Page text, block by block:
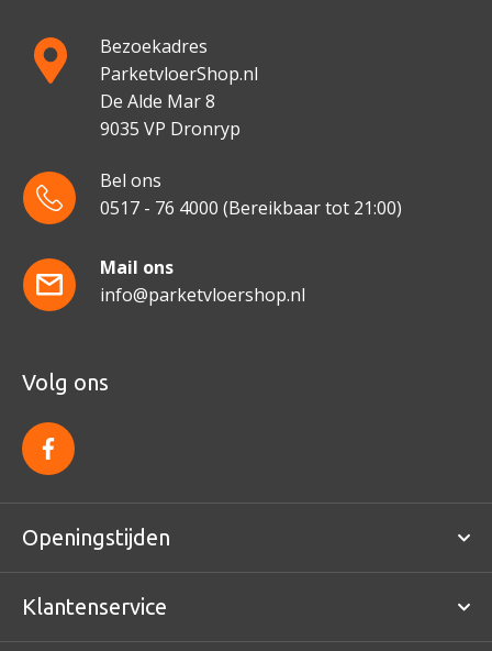
Bezoekadres
ParketvloerShop.nl
De Alde Mar 8
9035 VP Dronryp
Bel ons
0517 - 76 4000 (Bereikbaar tot 21:00)
Mail ons
info@parketvloershop.nl
Volg ons
f
a
c
e
o
o
Openingstijden
Klantenservice